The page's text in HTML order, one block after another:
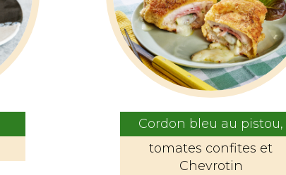
Cordon bleu au pistou,
tomates confites et
Chevrotin